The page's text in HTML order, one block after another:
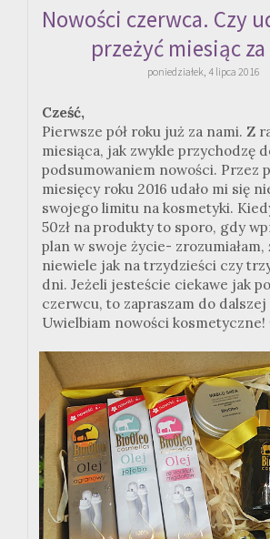
Nowości czerwca. Czy
przeżyć miesiąc za
poniedziałek, 4 lipca 2016
Cześć,
Pierwsze pół roku już za nami. Z
miesiąca, jak zwykle przychodzę
podsumowaniem nowości. Przez
miesięcy roku 2016 udało mi się
swojego limitu na kosmetyki.
50zł na produkty to sporo, gdy
plan w swoje życie-
niewiele jak na trzydzieści czy
dni. Jeżeli jesteście ciekawe jak
czerwcu, to zapraszam do dalszej
Uwielbiam nowości kosmetyczne!